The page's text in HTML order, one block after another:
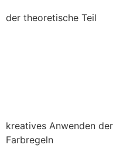
der theoretische Teil
kreatives Anwenden der
Farbregeln